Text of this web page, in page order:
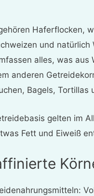
Haferflocken,
und natürlich
alles, was aus
anderen
Bagels, Tortillas
gelten im
Fett und Eiweiß